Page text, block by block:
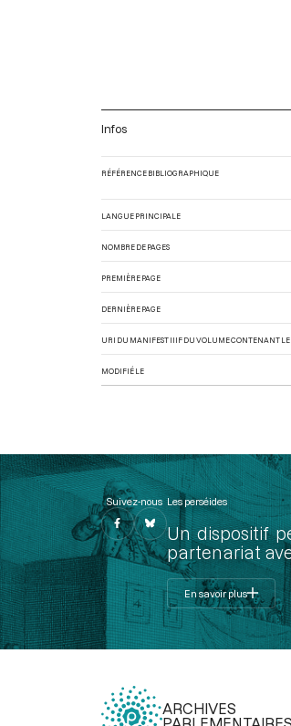
Infos
RÉFÉRENCE BIBLIOGRAPHIQUE
LANGUE PRINCIPALE
NOMBRE DE PAGES
PREMIÈRE PAGE
DERNIÈRE PAGE
URI DU MANIFEST IIIF DU VOLUME CONTENANT
MODIFIÉ LE
Suivez-nous Les perséides
Un dispositif
partenariat
En savoir plus
ARCHIVES